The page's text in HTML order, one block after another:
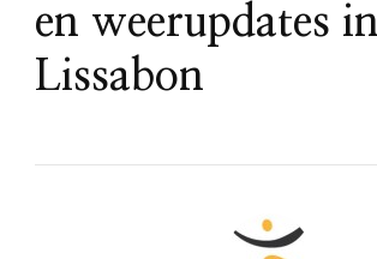
en weerupdates in
Lissabon